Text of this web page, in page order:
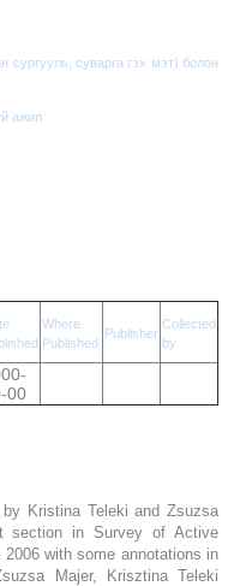
суварга гэх мэт) болон
ажил
Where
Published
Publisher
Collected
by
00
Kristina Teleki and Zsuzsa
section in Survey of Active
with some annotations in
Majer, Krisztina Teleki